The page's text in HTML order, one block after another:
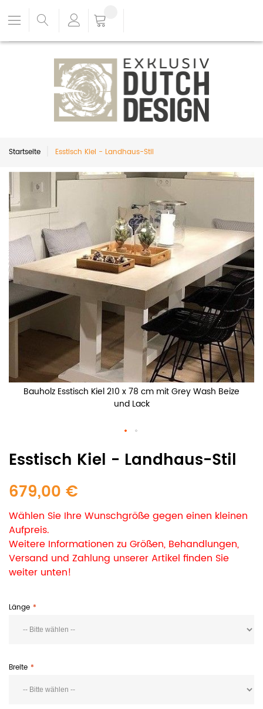
Startseite Esstisch Kiel - Landhaus-Stil
Esstisch Kiel - Landhaus-Stil
679,00 €
Wählen Sie Ihre Wunschgröße gegen einen kleinen
Aufpreis.
Weitere Informationen zu Größen, Behandlungen,
Versand und Zahlung unserer Artikel finden Sie
weiter unten!
Länge
Breite
Bauholz Esstisch Kiel 210 x 78 cm mit Grey Wash Beize
und Lack